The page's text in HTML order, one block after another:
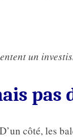
un
pas
côté, les